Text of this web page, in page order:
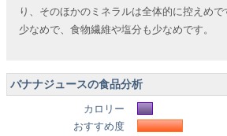
り、そのほかのミネラルは全体的に控えめ
少なめで、食物繊維や塩分も少なめです。
バナナジュースの食品分析
カロリー
おすすめ度